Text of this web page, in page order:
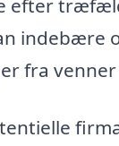
efter
indebære
fra